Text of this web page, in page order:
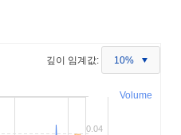
깊이 임계값: 10%
Volume
0.04